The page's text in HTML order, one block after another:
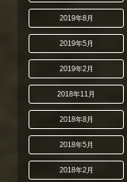
2019年8月
2019年5月
2019年2月
2018年11月
2018年8月
2018年5月
2018年2月